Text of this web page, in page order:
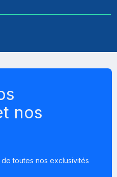
nos
toutes nos exclusivités